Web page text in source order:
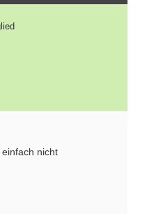
nicht